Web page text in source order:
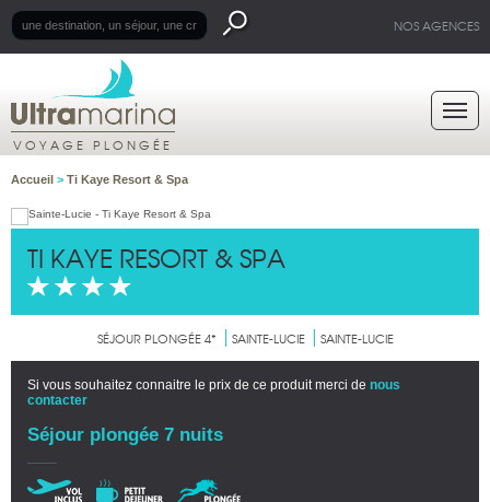
NOS AGENCES
VOYAGE PLONGÉE
Accueil > Ti Kaye Resort & Spa
TI KAYE RESORT & SPA
SÉJOUR PLONGÉE 4* SAINTE-LUCIE SAINTE-LUCIE
Si vous souhaitez connaitre le prix de ce produit merci de nous
contacter
Séjour plongée 7 nuits